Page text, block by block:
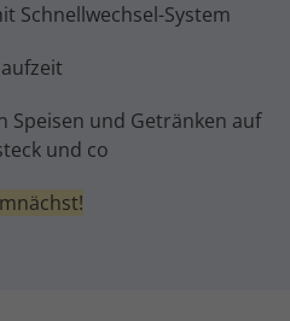
Schnellwechsel-System
und Getränken auf
und co